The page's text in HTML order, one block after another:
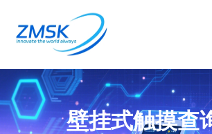
壁挂式触摸查